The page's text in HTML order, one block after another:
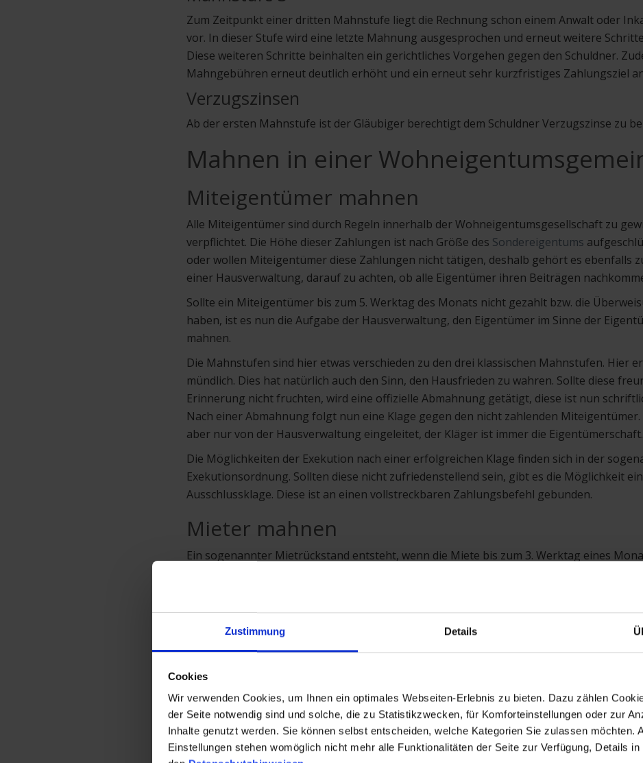
Zustimmung Details
Cookies
Wir verwenden Cookies, um Ihnen ein optimales Webseiten-Erlebnis zu bieten. Dazu zählen
der Seite notwendig sind und solche, die zu Statistikzwecken, für Komforteinstellungen oder zur
Inhalte genutzt werden. Sie können selbst entscheiden, welche Kategorien Sie zulassen möchten.
Einstellungen stehen womöglich nicht mehr alle Funktionalitäten der Seite zur Verfügung, Details in
Zum Zeitpunkt einer dritten Mahnstufe liegt die Rechnung schon einem Anwalt oder
vor. In dieser Stufe wird eine letzte Mahnung ausgesprochen und erneut weitere
Diese weiteren Schritte beinhalten ein gerichtliches Vorgehen gegen den Schuldner.
Mahngebühren erneut deutlich erhöht und ein erneut sehr kurzfristiges Zahlungsziel
Verzugszinsen
Ab der ersten Mahnstufe ist der Gläubiger berechtigt dem Schuldner Verzugszinse zu
Mahnen in einer
Miteigentümer mahnen
Alle Miteigentümer sind durch Regeln innerhalb der Wohneigentumsgesellschaft zu
verpflichtet. Die Höhe dieser Zahlungen ist nach Größe des Sondereigentums
oder wollen Miteigentümer diese Zahlungen nicht tätigen, deshalb gehört es ebenfalls
einer Hausverwaltung, darauf zu achten, ob alle Eigentümer ihren Beiträgen
Sollte ein Miteigentümer bis zum 5. Werktag des Monats nicht gezahlt bzw. die
haben, ist es nun die Aufgabe der Hausverwaltung, den Eigentümer im Sinne der
mahnen.
Die Mahnstufen sind hier etwas verschieden zu den drei klassischen Mahnstufen. Hier
mündlich. Dies hat natürlich auch den Sinn, den Hausfrieden zu wahren. Sollte diese
Erinnerung nicht fruchten, wird eine offizielle Abmahnung getätigt, diese ist nun
Nach einer Abmahnung folgt nun eine Klage gegen den nicht zahlenden Miteigentümer.
aber nur von der Hausverwaltung eingeleitet, der Kläger ist immer die Eigentümerschaft.
Die Möglichkeiten der Exekution nach einer erfolgreichen Klage finden sich in der
Exekutionsordnung. Sollten diese nicht zufriedenstellend sein, gibt es die Möglichkeit
Ausschlussklage. Diese ist an einen vollstreckbaren Zahlungsbefehl gebunden.
Mieter mahnen
Ein sogenannter Mietrückstand entsteht, wenn die Miete bis zum 3. Werktag eines
wurde. Samstag wird neben Sonntag und Feiertagen nicht als Werktag mitgezählt.
Überweisung noch am 3. Tag des Monats eingereicht werden, so entsteht also kein
4 Kommentare
Elsa Horneke